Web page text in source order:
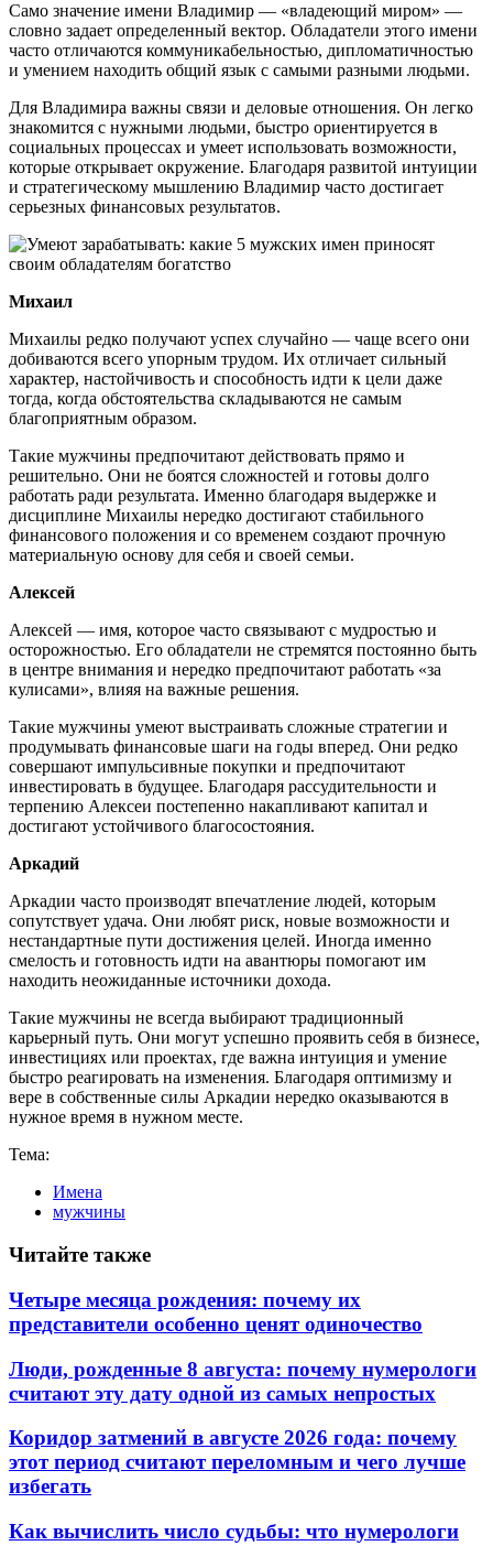
Само значение имени Владимир — «владеющий миром» —
словно задает определенный вектор. Обладатели этого имени
часто отличаются коммуникабельностью, дипломатичностью
и умением находить общий язык с самыми разными людьми.
Для Владимира важны связи и деловые отношения. Он легко
знакомится с нужными людьми, быстро ориентируется в
социальных процессах и умеет использовать возможности,
которые открывает окружение. Благодаря развитой интуиции
и стратегическому мышлению Владимир часто достигает
серьезных финансовых результатов.
Михаил
Михаилы редко получают успех случайно — чаще всего они
добиваются всего упорным трудом. Их отличает сильный
характер, настойчивость и способность идти к цели даже
тогда, когда обстоятельства складываются не самым
благоприятным образом.
Такие мужчины предпочитают действовать прямо и
решительно. Они не боятся сложностей и готовы долго
работать ради результата. Именно благодаря выдержке и
дисциплине Михаилы нередко достигают стабильного
финансового положения и со временем создают прочную
материальную основу для себя и своей семьи.
Алексей
Алексей — имя, которое часто связывают с мудростью и
осторожностью. Его обладатели не стремятся постоянно быть
в центре внимания и нередко предпочитают работать «за
кулисами», влияя на важные решения.
Такие мужчины умеют выстраивать сложные стратегии и
продумывать финансовые шаги на годы вперед. Они редко
совершают импульсивные покупки и предпочитают
инвестировать в будущее. Благодаря рассудительности и
терпению Алексеи постепенно накапливают капитал и
достигают устойчивого благосостояния.
Аркадий
Аркадии часто производят впечатление людей, которым
сопутствует удача. Они любят риск, новые возможности и
нестандартные пути достижения целей. Иногда именно
смелость и готовность идти на авантюры помогают им
находить неожиданные источники дохода.
Такие мужчины не всегда выбирают традиционный
карьерный путь. Они могут успешно проявить себя в бизнесе,
инвестициях или проектах, где важна интуиция и умение
быстро реагировать на изменения. Благодаря оптимизму и
вере в собственные силы Аркадии нередко оказываются в
нужное время в нужном месте.
Тема:
Имена
мужчины
Читайте также
Четыре месяца рождения: почему их
представители особенно ценят одиночество
Люди, рожденные 8 августа: почему нумерологи
считают эту дату одной из самых непростых
Коридор затмений в августе 2026 года: почему
этот период считают переломным и чего лучше
избегать
Как вычислить число судьбы: что нумерологи